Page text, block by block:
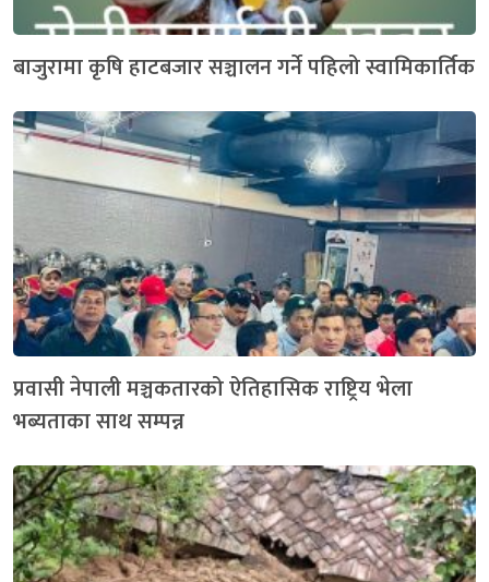
बाजुरामा कृषि हाटबजार सञ्चालन गर्ने पहिलो स्वामिकार्तिक
प्रवासी नेपाली मञ्चकतारको ऐतिहासिक राष्ट्रिय भेला
भब्यताका साथ सम्पन्न